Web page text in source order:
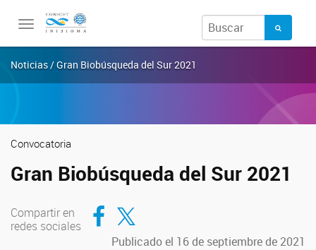
Toggle
Noticias / Gran Biobúsqueda del Sur 2021
Convocatoria
Gran Biobúsqueda del Sur 2021
Compartir en
redes sociales
Compartir en Facebook
Compartir en Twitter
Publicado el 16 de septiembre de 2021